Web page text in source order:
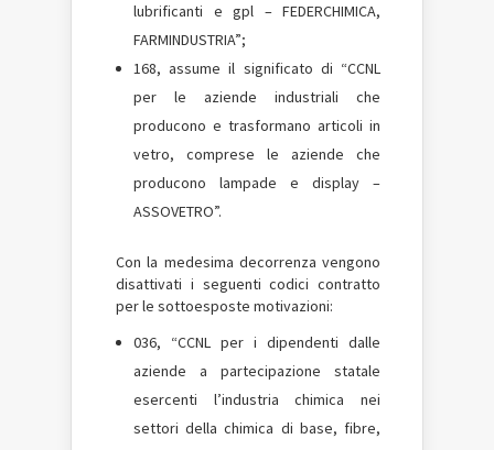
lubrificanti e gpl – FEDERCHIMICA,
FARMINDUSTRIA”;
168, assume il significato di “CCNL
per le aziende industriali che
producono e trasformano articoli in
vetro, comprese le aziende che
producono lampade e display –
ASSOVETRO”.
Con la medesima decorrenza vengono
disattivati i seguenti codici contratto
per le sottoesposte motivazioni:
036, “CCNL per i dipendenti dalle
aziende a partecipazione statale
esercenti l’industria chimica nei
settori della chimica di base, fibre,